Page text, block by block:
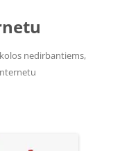
nedirbantiems,